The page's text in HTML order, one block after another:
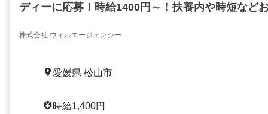
ディーに応募！時給1400円～！扶養内や時短など
株式会社 ウィルエージェンシー
愛媛県 松山市
時給1,400円